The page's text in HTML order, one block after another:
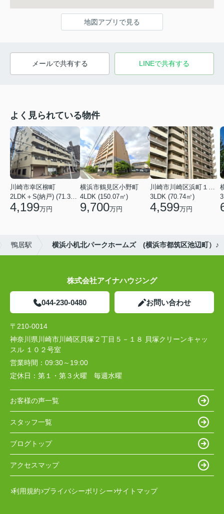
地図アプリで見る
メールで共有する LINEで共有する
よく見られている物件
川崎市幸区柳町
2LDK＋S(納戸) (71.36㎡)
4,199万円
横浜市鶴見区小野町
4LDK (150.07㎡)
9,700万円
川崎市川崎区浜町１丁目
3LDK (70.74㎡)
4,599万円
鴨居駅 横浜小机北パークホームズ (横浜市都筑区池辺町）♪
株式会社アイナハウジング
044-230-0480 お問い合わせ
〒210-0014
神奈川県川崎市川崎区貝塚２丁目５－１８ 貝塚クリーンキャッ
スル １０２号室
営業時間： 09:30～19:00
定休日： 第１・第３火曜 毎週水曜
お客様の声一覧
スタッフ一覧
ブログトップ
アクセスマップ
利用規約 プライバシーポリシー サイトマップ